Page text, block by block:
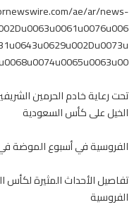
ae/ar/news-
تحت رعاية خادم الحرمين
الخيل على كأس السعودية
الفروسية في أسبوع الموضة
الفروسية